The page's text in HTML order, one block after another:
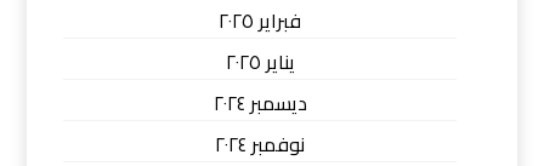
فبراير ٢٠٢٥
يناير ٢٠٢٥
ديسمبر ٢٠٢٤
نوفمبر ٢٠٢٤